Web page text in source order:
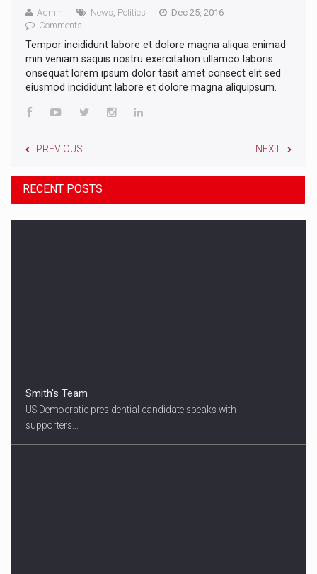
Admin News Politics
Dec 25, 2016
Comments
Tempor incididunt labore et dolore magna aliqua enimad
min veniam saquis nostru exercitation ullamco laboris
onsequat lorem ipsum dolor tasit amet consect elit sed
eiusmod incididunt labore et dolore magna aliquipsum.
PREVIOUS NEXT
RECENT POSTS
Smith's Team
US Democratic presidential candidate speaks with
supporters...